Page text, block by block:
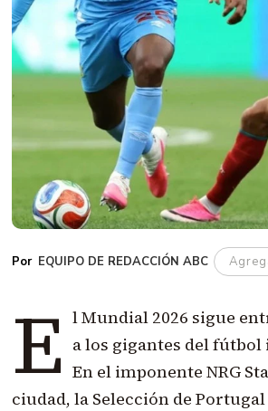
EQUIPO DE REDACCIÓN ABC
E l Mundial 2026 sigue
a los gigantes del
En el imponente NRG
ciudad, la Selección de